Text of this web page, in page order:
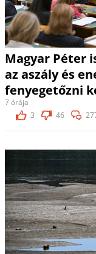
Magyar Péter
az aszály és
fenyegetőzni
7 órája
3
46